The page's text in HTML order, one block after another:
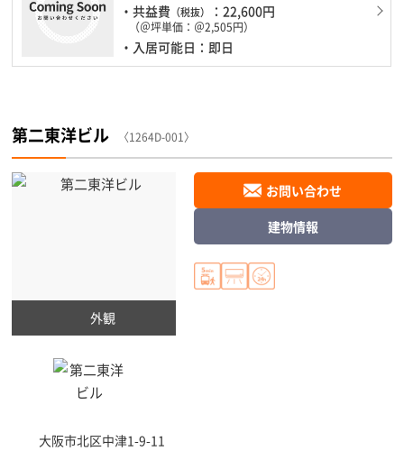
・共益費 （税抜） ：22,600円
（＠坪単価：＠2,505円）
・入居可能日：即日
第二東洋ビル 〈1264D-001〉
外観
大阪市北区中津1-9-11
お問い合わせ
建物情報